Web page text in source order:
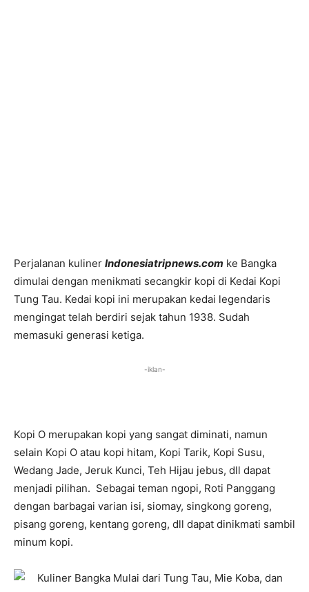
Perjalanan kuliner Indonesiatripnews.com ke Bangka
dimulai dengan menikmati secangkir kopi di Kedai Kopi
Tung Tau. Kedai kopi ini merupakan kedai legendaris
mengingat telah berdiri sejak tahun 1938. Sudah
memasuki generasi ketiga.
-iklan-
Kopi O merupakan kopi yang sangat diminati, namun
selain Kopi O atau kopi hitam, Kopi Tarik, Kopi Susu,
Wedang Jade, Jeruk Kunci, Teh Hijau jebus, dll dapat
menjadi pilihan. Sebagai teman ngopi, Roti Panggang
dengan barbagai varian isi, siomay, singkong goreng,
pisang goreng, kentang goreng, dll dapat dinikmati sambil
minum kopi.